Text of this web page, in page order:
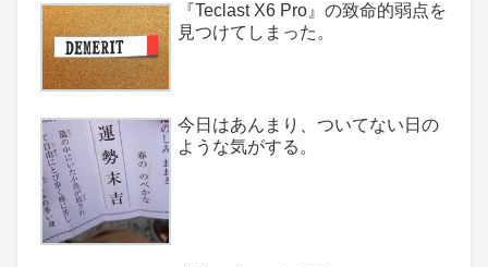
『Teclast X6 Pro』の致命的弱点を
見つけてしまった。
今日はあんまり、ついてない日の
ような気がする。